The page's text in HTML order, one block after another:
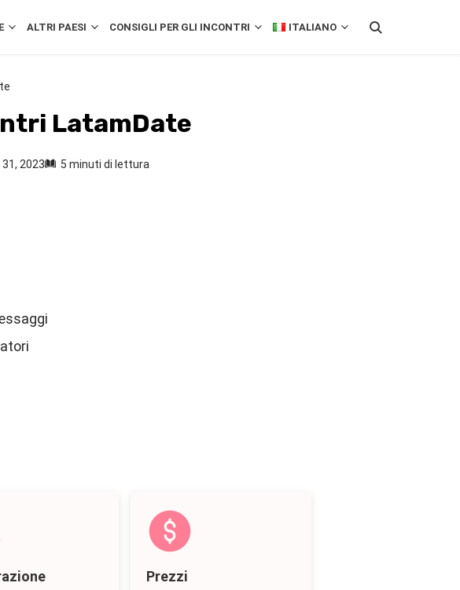
ALTRI PAESI CONSIGLI PER GLI INCONTRI ITALIANO
LatamDate
2023 5 minuti di lettura
Prezzi